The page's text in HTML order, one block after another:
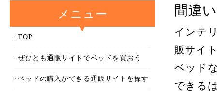
間違
インテ
販サイ
ベッド
できる
メニュー
TOP
ぜひとも通販サイトでベッドを買おう
ベッドの購入ができる通販サイトを探す